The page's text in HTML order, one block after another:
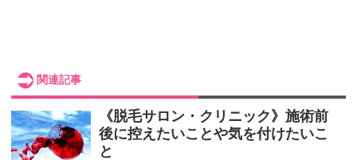
関連記事
《脱毛サロン・クリニック》施術前
後に控えたいことや気を付けたいこ
と